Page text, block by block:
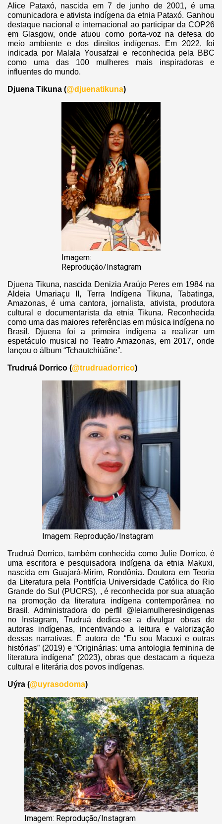
Alice Pataxó, nascida em 7 de junho de 2001, é uma
comunicadora e ativista indígena da etnia Pataxó. Ganhou
destaque nacional e internacional ao participar da COP26
em Glasgow, onde atuou como porta-voz na defesa do
meio ambiente e dos direitos indígenas. Em 2022, foi
indicada por Malala Yousafzai e reconhecida pela BBC
como uma das 100 mulheres mais inspiradoras e
influentes do mundo.
Djuena Tikuna (@djuenatikuna)
Imagem:
Reprodução/Instagram
Djuena Tikuna, nascida Denizia Araújo Peres em 1984 na
Aldeia Umariaçu II, Terra Indígena Tikuna, Tabatinga,
Amazonas, é uma cantora, jornalista, ativista, produtora
cultural e documentarista da etnia Tikuna. Reconhecida
como uma das maiores referências em música indígena no
Brasil, Djuena foi a primeira indígena a realizar um
espetáculo musical no Teatro Amazonas, em 2017, onde
lançou o álbum “Tchautchiüãne”.
Trudruá Dorrico (@trudruadorrico)
Imagem: Reprodução/Instagram
Trudruá Dorrico, também conhecida como Julie Dorrico, é
uma escritora e pesquisadora indígena da etnia Makuxi,
nascida em Guajará-Mirim, Rondônia. Doutora em Teoria
da Literatura pela Pontifícia Universidade Católica do Rio
Grande do Sul (PUCRS), , é reconhecida por sua atuação
na promoção da literatura indígena contemporânea no
Brasil. Administradora do perfil @leiamulheresindigenas
no Instagram, Trudruá dedica-se a divulgar obras de
autoras indígenas, incentivando a leitura e valorização
dessas narrativas. É autora de “Eu sou Macuxi e outras
histórias” (2019) e “Originárias: uma antologia feminina de
literatura indígena” (2023), obras que destacam a riqueza
cultural e literária dos povos indígenas.
Uýra (@uyrasodoma)
Imagem: Reprodução/Instagram